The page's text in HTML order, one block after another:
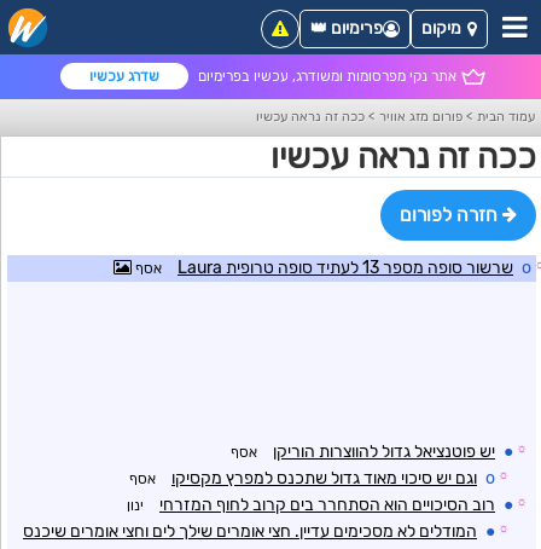
אתר נקי מפרסומות ומשודרג, עכשיו בפרימיום שדרג עכשיו
מיקום פרימיום 👑
עמוד הבית > פורום מזג אוויר > ככה זה נראה עכשיו
ככה זה נראה עכשיו
חזרה לפורום
o שרשור סופה מספר 13 לעתיד סופה טרופית Laura אסף
☼
● יש פוטנציאל גדול להווצרות הוריקן אסף
☼
o וגם יש סיכוי מאוד גדול שתכנס למפרץ מקסיקו אסף
☼
● רוב הסיכויים הוא הסתחרר בים קרוב לחוף המזרחי ינון
☼
● המודלים לא מסכימים עדיין. חצי אומרים שילך לים וחצי אומרים שיכנס